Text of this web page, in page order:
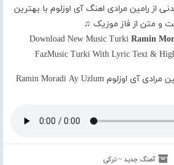
از رامین مرادی اهنگ آی اوزلوم با بهترین
و متن از فاز موزیک ♫
Download New Music Turki Ramin
FazMusic Turki With Lyric Text &
آهنگ جدید ~ ترکی